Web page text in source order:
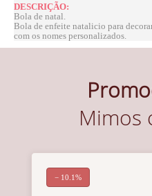
DESCRIÇÃO:
Bola de natal.
Bola de enfeite natalicio para
com os nomes personalizados.
Mimos
− 10.1%